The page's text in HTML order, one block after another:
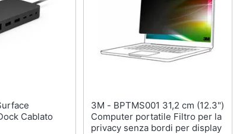
Cablato
3M - BPTMS001 31,2 cm (12.3")
Computer portatile Filtro per la
privacy senza bordi per display